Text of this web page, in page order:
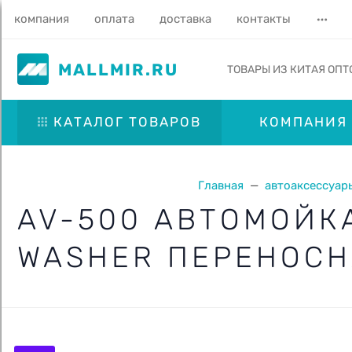
компания оплата доставка контакты
MALLMIR.RU ТОВАРЫ ИЗ КИТАЯ
КАТАЛОГ ТОВАРОВ КОМПАНИЯ
Главная
AV-500 АВТОМОЙКА
WASHER